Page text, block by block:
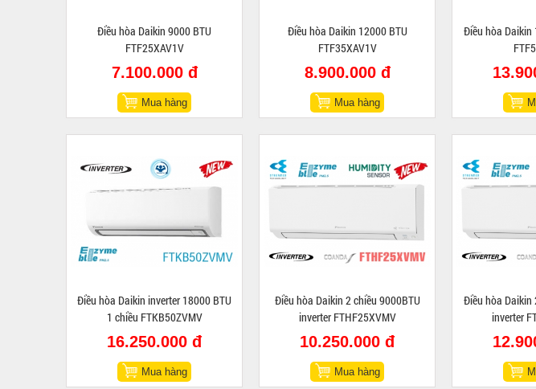
Điều hòa Daikin 9000 BTU
FTF25XAV1V
7.100.000 đ
Mua hàng
Điều hòa Daikin 12000 BTU
FTF35XAV1V
8.900.000 đ
Mua hàng
Điều hòa Daikin
Điều hòa Daikin inverter 18000 BTU
1 chiều FTKB50ZVMV
16.250.000 đ
Mua hàng
Điều hòa Daikin 2 chiều 9000BTU
inverter FTHF25XVMV
10.250.000 đ
Mua hàng
Điều hòa Daikin
inverter